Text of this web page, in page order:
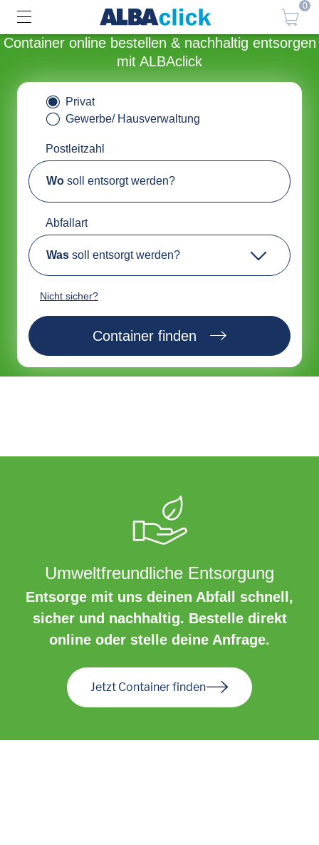
0
Container online bestellen & nachhaltig entsorgen
mit ALBAclick
Privat
Gewerbe/ Hausverwaltung
Postleitzahl
Wo soll entsorgt werden?
Abfallart
Was soll entsorgt werden?
Nicht sicher?
Container finden
Umweltfreundliche Entsorgung
Entsorge mit uns deinen Abfall schnell,
sicher und nachhaltig. Bestelle direkt
online oder stelle deine Anfrage.
Jetzt Container finden